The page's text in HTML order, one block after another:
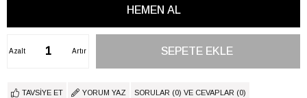
Artır
Azalt
TAVSIYE ET YORUM YAZ SORULAR (0) VE CEVAPLAR (0)